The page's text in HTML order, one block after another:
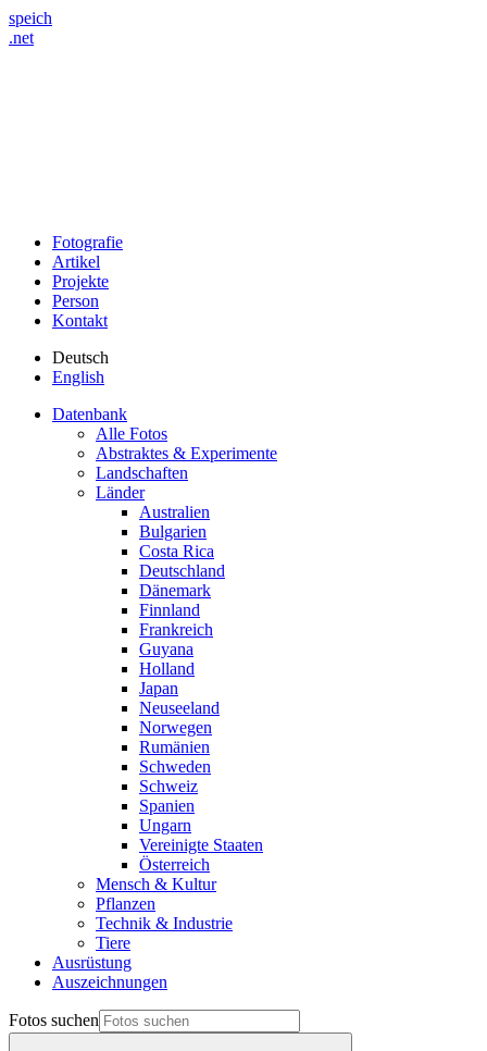
speich
.net
Fotografie
Artikel
Projekte
Person
Kontakt
Deutsch
English
Datenbank
Alle Fotos
Abstraktes & Experimente
Landschaften
Länder
Australien
Bulgarien
Costa Rica
Deutschland
Dänemark
Finnland
Frankreich
Guyana
Holland
Japan
Neuseeland
Norwegen
Rumänien
Schweden
Schweiz
Spanien
Ungarn
Vereinigte Staaten
Österreich
Mensch & Kultur
Pflanzen
Technik & Industrie
Tiere
Ausrüstung
Auszeichnungen
Fotos suchen